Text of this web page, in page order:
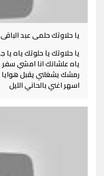
يا حلاوتك حلمى عبد الباقى
يا حلاوتك يا حلوتك ياه
ياه علشانك انا امشي سفر
رمشك يشغلني يقبل هوايا
اسهر اغني بالحاني الليل